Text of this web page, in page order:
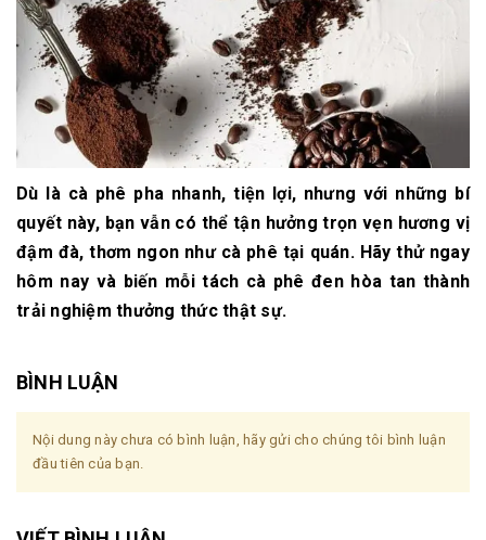
Dù là cà phê pha nhanh, tiện lợi, nhưng với những bí
quyết này, bạn vẫn có thể tận hưởng trọn vẹn hương vị
đậm đà, thơm ngon như cà phê tại quán. Hãy thử ngay
hôm nay và biến mỗi tách cà phê đen hòa tan thành
trải nghiệm thưởng thức thật sự.
BÌNH LUẬN
Nội dung này chưa có bình luận, hãy gửi cho chúng tôi bình luận
đầu tiên của bạn.